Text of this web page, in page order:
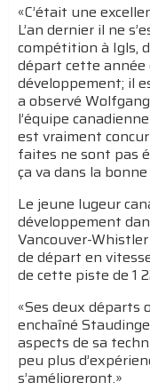
«C’était une
L’an dernier il ne
compétition à Igls,
départ cette
développement; il
a observé
l’équipe
est vraiment
faites ne sont pas
ça va dans la
Le jeune lugeur
développement
Vancouver-
de départ en
de cette piste de 1
«Ses deux départs
enchaîné
aspects de sa
peu plus
s’amélioreront.»